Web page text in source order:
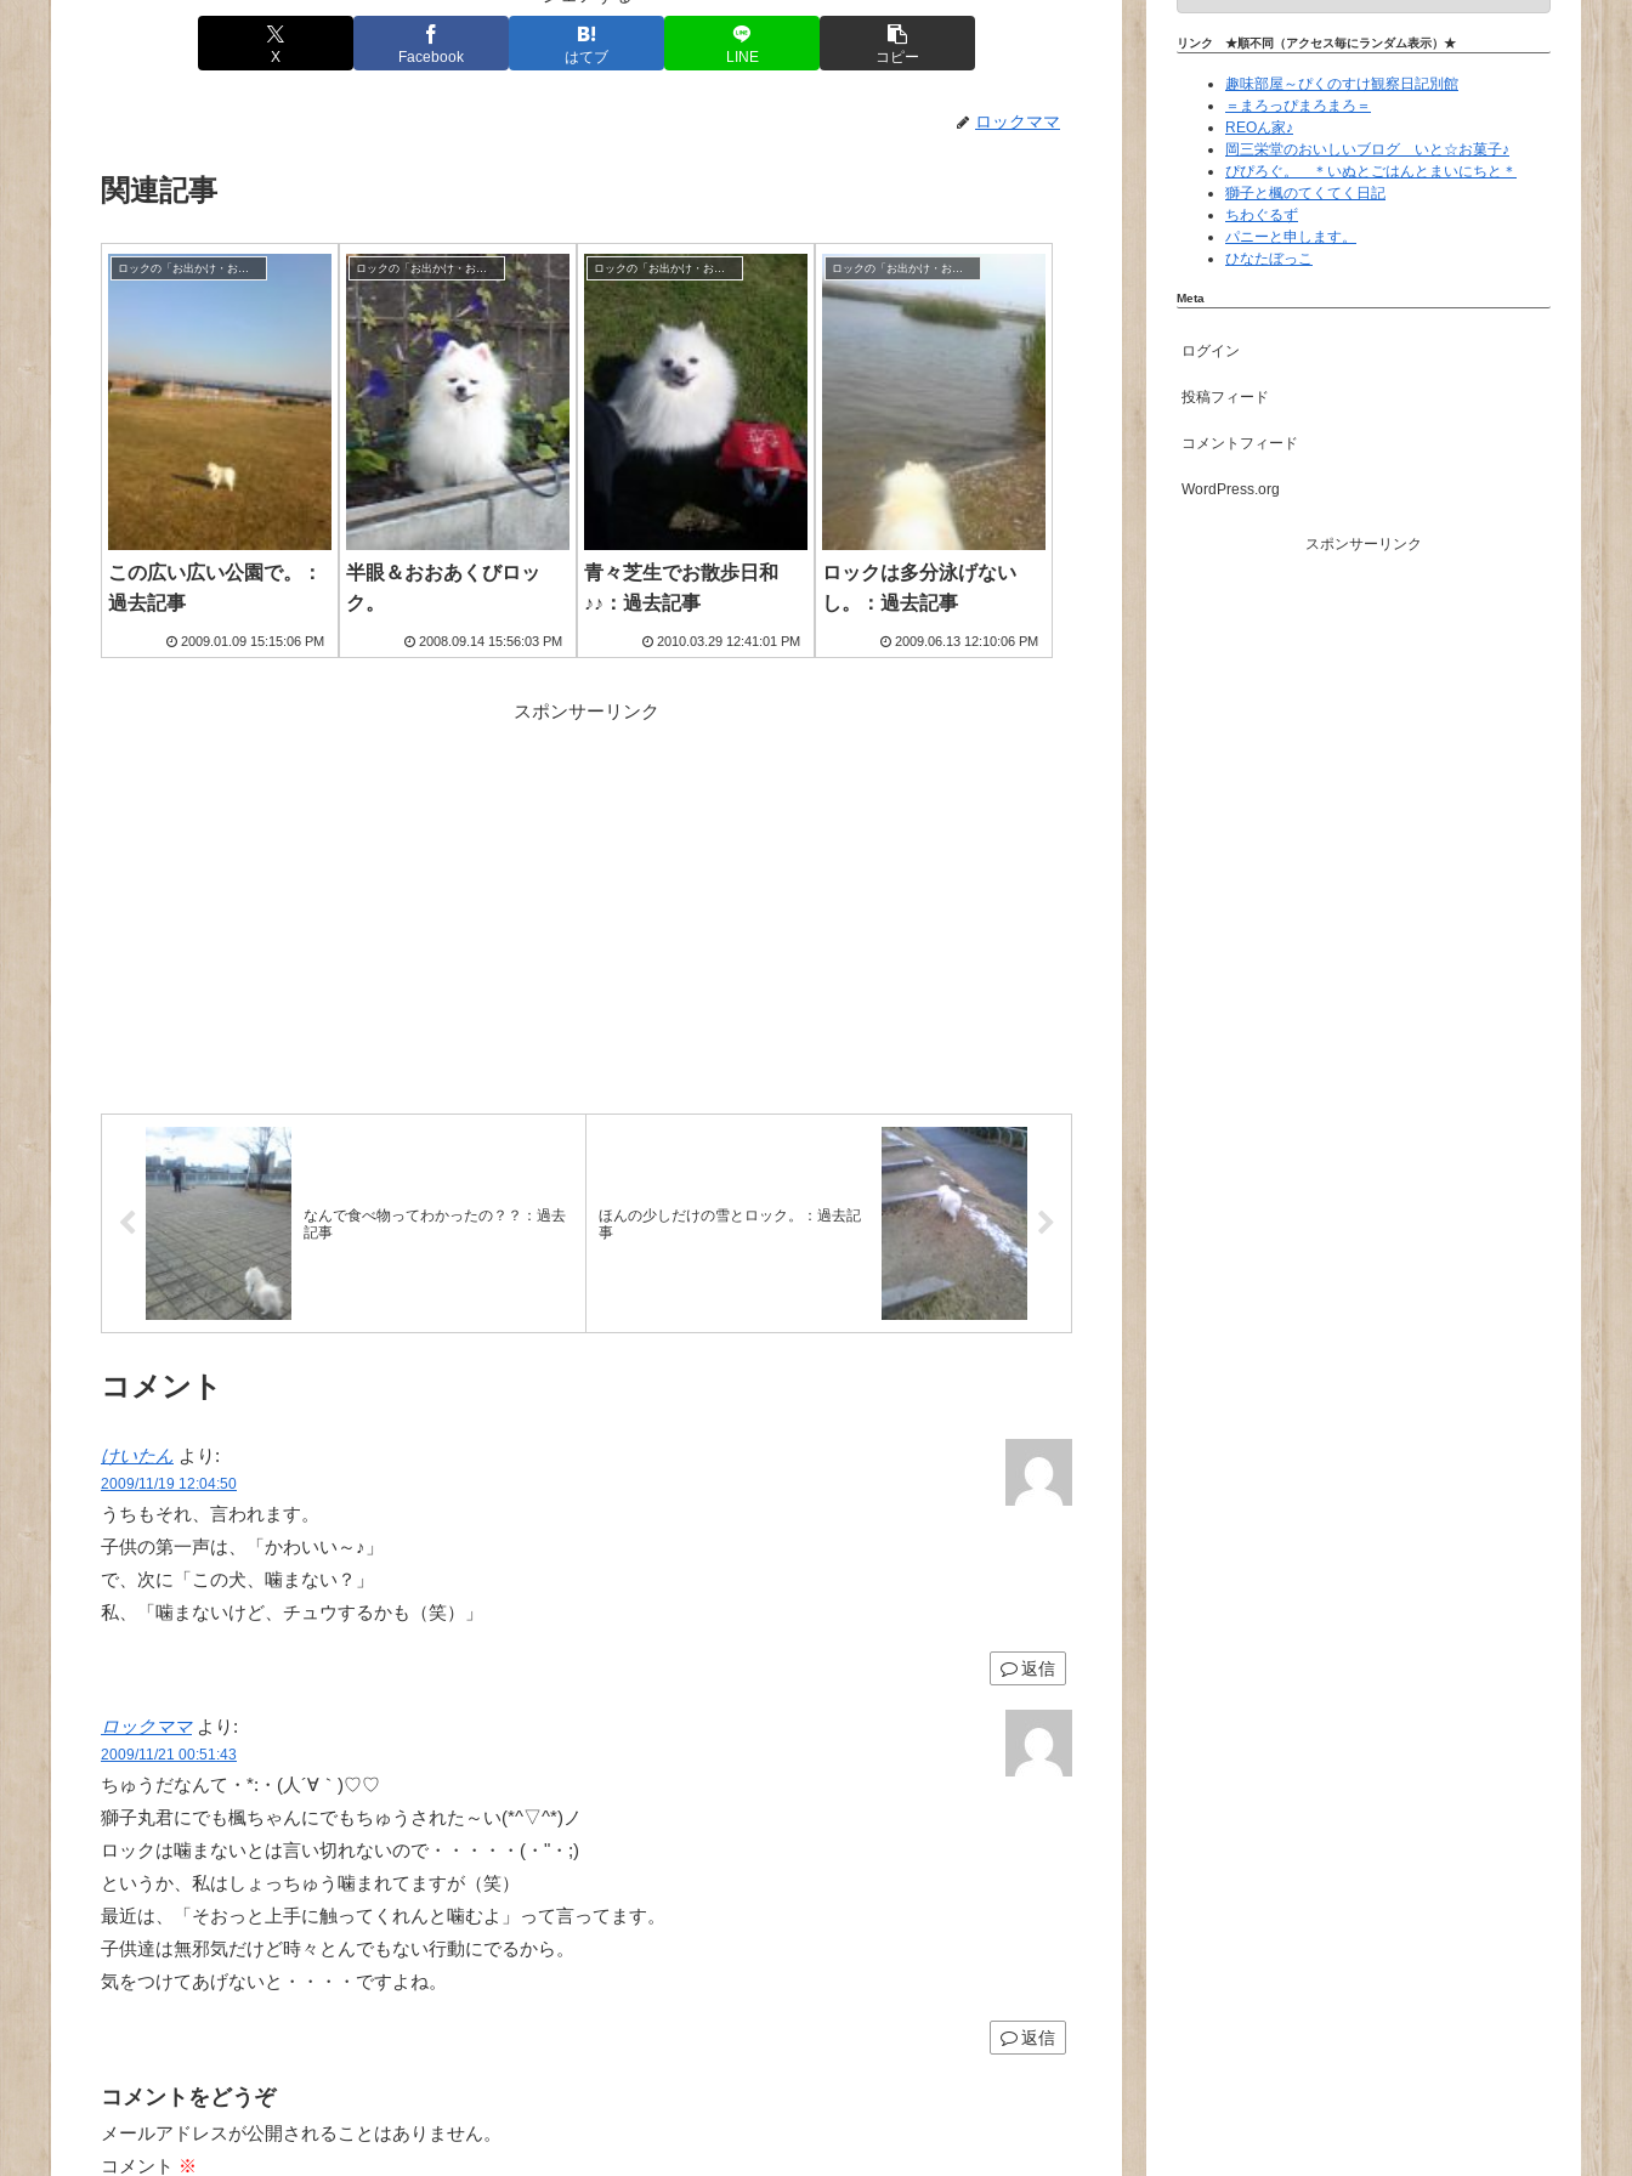
X Facebook はてブ LINE コピー
ロックママ
関連記事
ロックの「お出かけ・お散歩」
この広い広い公園で。：
過去記事
2009.01.09 15:15:06 PM
ロックの「お出かけ・お散歩」
半眼＆おおあくびロッ
ク。
2008.09.14 15:56:03 PM
ロックの「お出かけ・お散歩」
青々芝生でお散歩日和
♪♪：過去記事
2010.03.29 12:41:01 PM
ロックの「お出かけ・お散歩」
ロックは多分泳げない
し。：過去記事
2009.06.13 12:10:06 PM
スポンサーリンク
なんで食べ物ってわかったの？？：過去
記事
ほんの少しだけの雪とロック。：過去記
事
コメント
けいたん より:
2009/11/19 12:04:50
うちもそれ、言われます。
子供の第一声は、「かわいい～♪」
で、次に「この犬、噛まない？」
私、「噛まないけど、チュウするかも（笑）」
返信
ロックママ より:
2009/11/21 00:51:43
ちゅうだなんて・*:・(人´∀｀)♡♡
獅子丸君にでも楓ちゃんにでもちゅうされた～い(*^▽^*)ノ
ロックは噛まないとは言い切れないので・・・・・(・"・;)
というか、私はしょっちゅう噛まれてますが（笑）
最近は、「そおっと上手に触ってくれんと噛むよ」って言ってます。
子供達は無邪気だけど時々とんでもない行動にでるから。
気をつけてあげないと・・・・ですよね。
返信
コメントをどうぞ
メールアドレスが公開されることはありません。
コメント ※
リンク ★順不同（アクセス毎にランダム表示）★
趣味部屋～ぴくのすけ観察日記別館
＝まろっぴまろまろ＝
REOん家♪
岡三栄堂のおいしいブログ いと☆お菓子♪
ぴぴろぐ。 ＊いぬとごはんとまいにちと＊
獅子と楓のてくてく日記
ちわぐるず
パニーと申します。
ひなたぼっこ
Meta
ログイン
投稿フィード
コメントフィード
WordPress.org
スポンサーリンク